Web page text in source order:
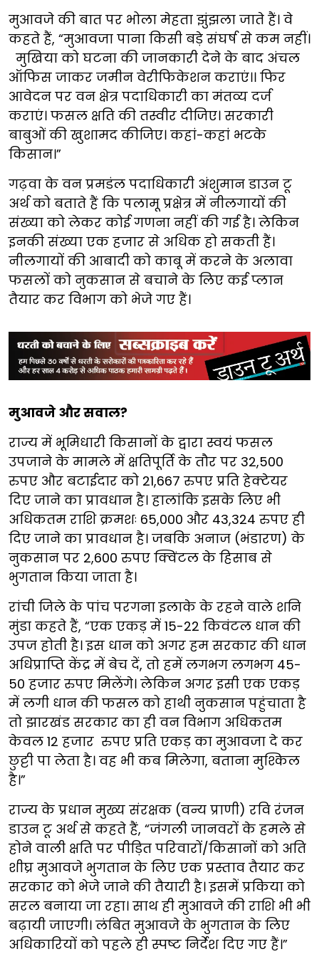
मुआवजे की बात पर भोला मेहता झुंझला जाते हैं। वे
कहते हैं, “मुआवजा पाना किसी बड़े संघर्ष से कम नहीं।
मुखिया को घटना की जानकारी देने के बाद अंचल
ऑफिस जाकर जमीन वेरीफिकेशन कराएं।। फिर
आवेदन पर वन क्षेत्र पदाधिकारी का मंतव्य दर्ज
कराएं। फसल क्षति की तस्वीर दीजिए। सरकारी
बाबुओं की खुशामद कीजिए। कहां-कहां भटके
किसान।”
गढ़वा के वन प्रमडंल पदाधिकारी अंशुमान डाउन टू
अर्थ को बताते हैं कि पलामू प्रक्षेत्र में नीलगायों की
संख्या को लेकर कोई गणना नहीं की गई है। लेकिन
इनकी संख्या एक हजार से अधिक हो सकती हैं।
नीलगायों की आबादी को काबू में करने के अलावा
फसलों को नुकसान से बचाने के लिए कई प्लान
तैयार कर विभाग को भेजे गए हैं।
मुआवजे और सवाल?
राज्य में भूमिधारी किसानों के द्वारा स्वयं फसल
उपजाने के मामले में क्षतिपूर्ति के तौर पर 32,500
रुपए और बटाईदार को 21,667 रुपए प्रति हेक्टेयर
दिए जाने का प्रावधान है। हालांकि इसके लिए भी
अधिकतम राशि क्रमशः 65,000 और 43,324 रुपए ही
दिए जाने का प्रावधान है। जबकि अनाज (भंडारण) के
नुकसान पर 2,600 रुपए क्विंटल के हिसाब से
भुगतान किया जाता है।
रांची जिले के पांच परगना इलाके के रहने वाले शनि
मुंडा कहते हैं, “एक एकड़ में 15-22 किवंटल धान की
उपज होती है। इस धान को अगर हम सरकार की धान
अधिप्राप्ति केंद्र में बेच दें, तो हमें लगभग लगभग 45-
50 हजार रुपए मिलेंगे। लेकिन अगर इसी एक एकड़
में लगी धान की फसल को हाथी नुकसान पहुंचाता है
तो झारखंड सरकार का ही वन विभाग अधिकतम
केवल 12 हजार रुपए प्रति एकड़ का मुआवजा दे कर
छुट्टी पा लेता है। वह भी कब मिलेगा, बताना मुश्किल
है।”
राज्य के प्रधान मुख्य संरक्षक (वन्य प्राणी) रवि रंजन
डाउन टू अर्थ से कहते हैं, “जंगली जानवरों के हमले से
होने वाली क्षति पर पीड़ित परिवारों/किसानों को अति
शीघ्र मुआवजे भुगतान के लिए एक प्रस्ताव तैयार कर
सरकार को भेजे जाने की तैयारी है। इसमें प्रकिया को
सरल बनाया जा रहा। साथ ही मुआवजे की राशि भी भी
बढ़ायी जाएगी। लंबित मुआवजे के भुगतान के लिए
अधिकारियों को पहले ही स्पष्ट निर्देश दिए गए हैं।”